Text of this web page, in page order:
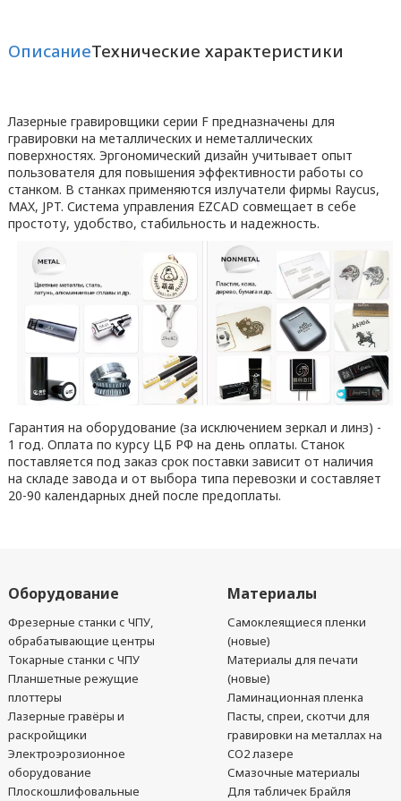
ОписаниеТехнические характеристики
Лазерные гравировщики серии F предназначены для
гравировки на металлических и неметаллических
поверхностях. Эргономический дизайн учитывает опыт
пользователя для повышения эффективности работы со
станком. В станках применяются излучатели фирмы Raycus,
MAX, JPT. Система управления EZCAD совмещает в себе
простоту, удобство, стабильность и надежность.
Гарантия на оборудование (за исключением зеркал и линз) -
1 год. Оплата по курсу ЦБ РФ на день оплаты. Станок
поставляется под заказ срок поставки зависит от наличия
на складе завода и от выбора типа перевозки и составляет
20-90 календарных дней после предоплаты.
Оборудование
Фрезерные станки с ЧПУ,
обрабатывающие центры
Токарные станки с ЧПУ
Планшетные режущие
плоттеры
Лазерные гравёры и
раскройщики
Электроэрозионное
оборудование
Плоскошлифовальные
Материалы
Самоклеящиеся пленки
(новые)
Материалы для печати
(новые)
Ламинационная пленка
Пасты, спреи, скотчи для
гравировки на металлах на
CO2 лазере
Смазочные материалы
Для табличек Брайля